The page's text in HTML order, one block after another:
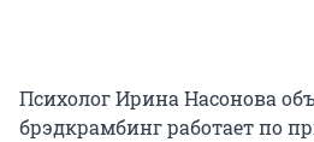
Психолог Ирина Насонова
брэдкрамбинг работает по